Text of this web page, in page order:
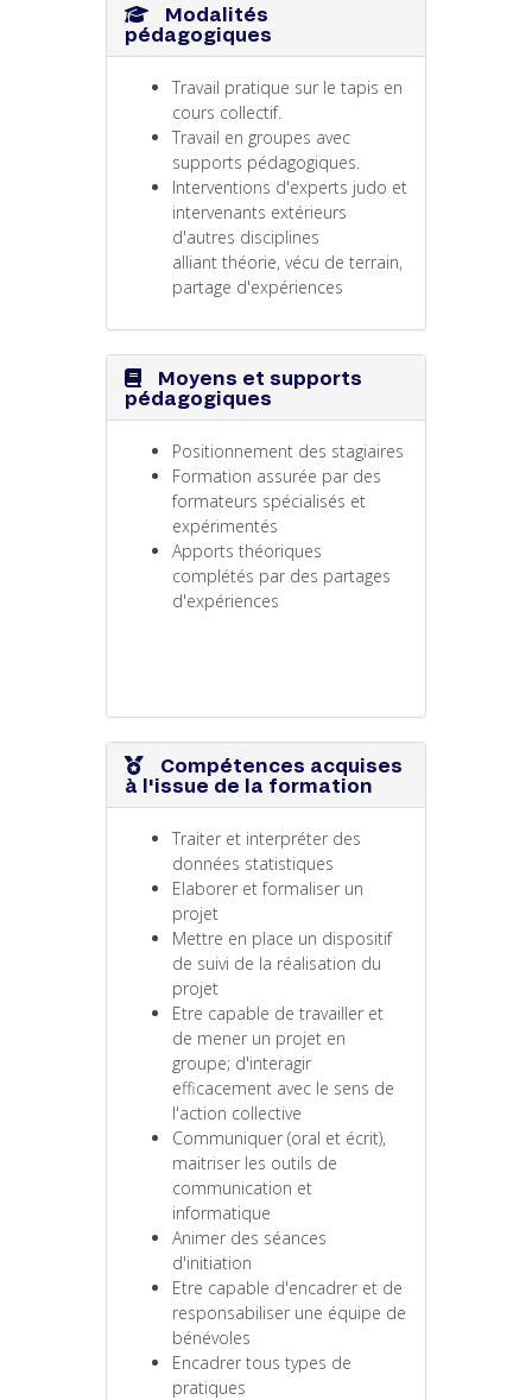
Modalités
pédagogiques
Travail pratique sur le tapis en
cours collectif.
Travail en groupes avec
supports pédagogiques.
Interventions d'experts judo et
intervenants extérieurs
d'autres disciplines
alliant théorie, vécu de terrain,
partage d'expériences
Moyens et supports
pédagogiques
Positionnement des stagiaires
Formation assurée par des
formateurs spécialisés et
expérimentés
Apports théoriques
complétés par des partages
d'expériences
Compétences acquises
à l'issue de la formation
Traiter et interpréter des
données statistiques
Elaborer et formaliser un
projet
Mettre en place un dispositif
de suivi de la réalisation du
projet
Etre capable de travailler et
de mener un projet en
groupe; d'interagir
efficacement avec le sens de
l'action collective
Communiquer (oral et écrit),
maitriser les outils de
communication et
informatique
Animer des séances
d'initiation
Etre capable d'encadrer et de
responsabiliser une équipe de
bénévoles
Encadrer tous types de
pratiques